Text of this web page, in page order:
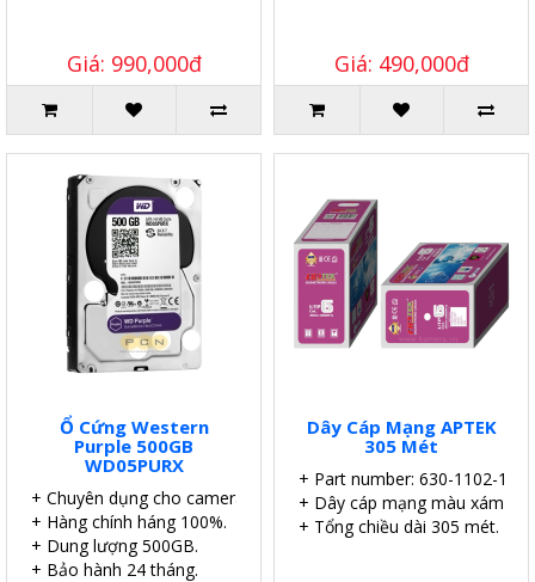
Giá: 990,000đ Giá: 490,000đ
Ổ Cứng Western
Purple 500GB
WD05PURX
+ Chuyên dụng cho camera.
+ Hàng chính háng 100%.
+ Dung lượng 500GB.
+ Bảo hành 24 tháng.
Dây Cáp Mạng APTEK
305 Mét
+ Part number: 630-1102-1
+ Dây cáp mạng màu xám.
+ Tổng chiều dài 305 mét.